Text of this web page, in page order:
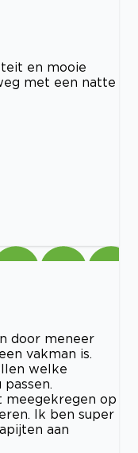
en mooie
met een natte
door meneer
vakman is.
welke
meegekregen op
Ik ben super
aan